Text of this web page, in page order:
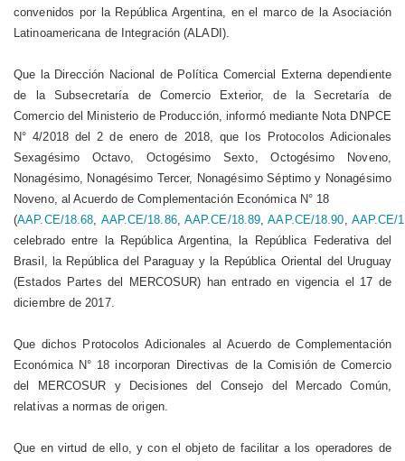
convenidos por la República Argentina, en el marco de la Asociación
Latinoamericana de Integración (ALADI).
Que la Dirección Nacional de Política Comercial Externa dependiente
de la Subsecretaría de Comercio Exterior, de la Secretaría de
Comercio del Ministerio de Producción, informó mediante Nota DNPCE
N° 4/2018 del 2 de enero de 2018, que los Protocolos Adicionales
Sexagésimo Octavo, Octogésimo Sexto, Octogésimo Noveno,
Nonagésimo, Nonagésimo Tercer, Nonagésimo Séptimo y Nonagésimo
Noveno, al Acuerdo de Complementación Económica N° 18
(AAP.CE/18.68, AAP.CE/18.86, AAP.CE/18.89,AAP.CE/18.90, AAP.CE/
celebrado entre la República Argentina, la República Federativa del
Brasil, la República del Paraguay y la República Oriental del Uruguay
(Estados Partes del MERCOSUR) han entrado en vigencia el 17 de
diciembre de 2017.
Que dichos Protocolos Adicionales al Acuerdo de Complementación
Económica N° 18 incorporan Directivas de la Comisión de Comercio
del MERCOSUR y Decisiones del Consejo del Mercado Común,
relativas a normas de origen.
Que en virtud de ello, y con el objeto de facilitar a los operadores de